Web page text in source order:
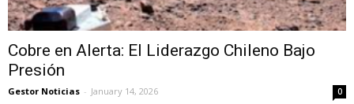
Cobre en Alerta: El Liderazgo Chileno Bajo
Presión
Gestor Noticias - January 14, 2026 0